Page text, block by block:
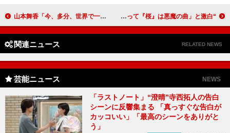
山本舞香「今、多分、世界で一番幸せ」 監督からの手紙に涙 “一発屋”河口恭吾が「しくじり先生」に登場 「自分にとって『桜』は悪魔の曲」と激白
関連ニュース RELATED NEWS
芸能ニュース NEWS
「ラストノート」“澄晴”寺西拓人の告白
シーンに反響集まる 「真っすぐな告白が
カッコいい」「最高のシーンをありがと
う」